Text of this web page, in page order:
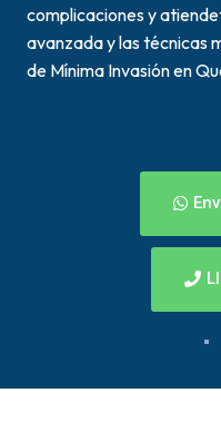
complicaciones y
avanzada y las técnicas
de Mínima Invasión en